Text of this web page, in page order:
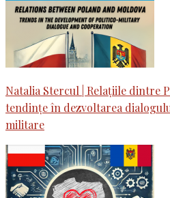
Natalia Stercul | Relațiile dintre
tendințe în dezvoltarea
militare